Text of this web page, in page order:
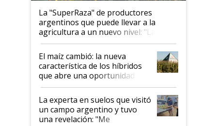
La "SuperRaza" de productores
argentinos que puede llevar a la
agricultura a un nuevo nivel: "Las
posibilidades de crecimiento son
infinitas"
El maíz cambió: la nueva
característica de los híbridos
que abre una oportunidad en
el lote
La experta en suelos que visitó
un campo argentino y tuvo
una revelación: "Me